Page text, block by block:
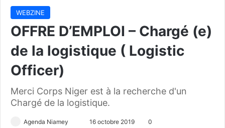
WEBZINE
OFFRE D’EMPLOI – Chargé (e)
de la logistique ( Logistic
Officer)
Merci Corps Niger est à la recherche d'un
Chargé de la logistique.
Agenda Niamey 16 octobre 2019 0